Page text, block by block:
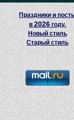
Праздники и
в2026 году.
Новый стиль
Старый стиль